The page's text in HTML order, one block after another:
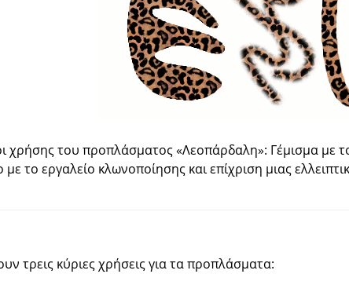
χρήσης του προπλάσματος«Λεοπάρδαλη»: Γέμισμα με
με το εργαλείο κλωνοποίησης και επίχριση μιας
τρεις κύριες χρήσεις για τα προπλάσματα: